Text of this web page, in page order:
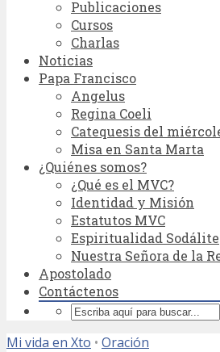
Publicaciones
Cursos
Charlas
Noticias
Papa Francisco
Angelus
Regina Coeli
Catequesis del
Misa en Santa Marta
¿Quiénes somos?
¿Qué es el MVC?
Identidad y Misión
Estatutos MVC
Espiritualidad Sodálite
Nuestra Señora de la
Apostolado
Contáctenos
Mi vida en Xto • Oración